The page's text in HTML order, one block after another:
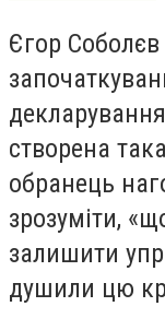
Єгор
створена
обранець
зрозуміти,
залишити
душили цю